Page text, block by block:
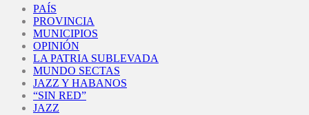
PAÍS
PROVINCIA
MUNICIPIOS
OPINIÓN
LA PATRIA SUBLEVADA
MUNDO SECTAS
JAZZ Y HABANOS
“SIN RED”
JAZZ